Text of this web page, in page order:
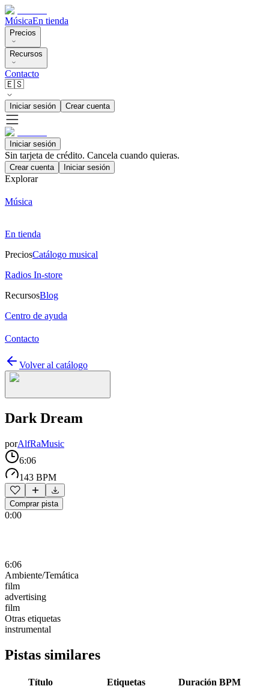
MúsicaEn tienda
Precios
Recursos
Contacto
🇪🇸
Iniciar sesión Crear cuenta
Iniciar sesión
Sin tarjeta de crédito. Cancela cuando quieras.
Crear cuenta Iniciar sesión
Explorar
Música
En tienda
PreciosCatálogo musical
Radios In-store
RecursosBlog
Centro de ayuda
Contacto
Volver al catálogo
Dark Dream
porAlfRaMusic
6:06
143 BPM
Comprar pista
0:00
6:06
Ambiente/Temática
film
advertising
film
Otras etiquetas
instrumental
Pistas similares
Título Etiquetas Duración BPM